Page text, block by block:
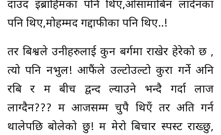
दाउद इब्राहिमका पनि थिए,ओसामाबिन लादेनका
पनि थिए,मोहम्मद गद्दाफीका पनि थिए..!
तर बिश्वले उनीहरुलाई कुन बर्गमा राखेर हेरेको छ ,
त्यो पनि नभुल! आफैंले उल्टोउल्टो कुरा गर्ने अनि
रबि र म बीच द्वन्द ल्याउने भन्दै गर्दा लाज
लाग्दैन??? म आजसम्म चुपै थिएँ तर अति गर्न
थालेपछि बोलेको छु! म मेरो बिचार स्पस्ट राख्छु,